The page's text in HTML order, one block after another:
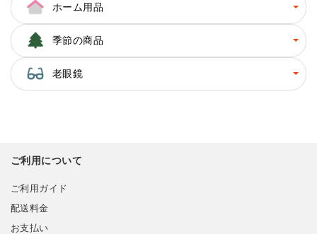
ホーム用品
季節の商品
老眼鏡
ご利用について
ご利用ガイド
配送料金
お支払い